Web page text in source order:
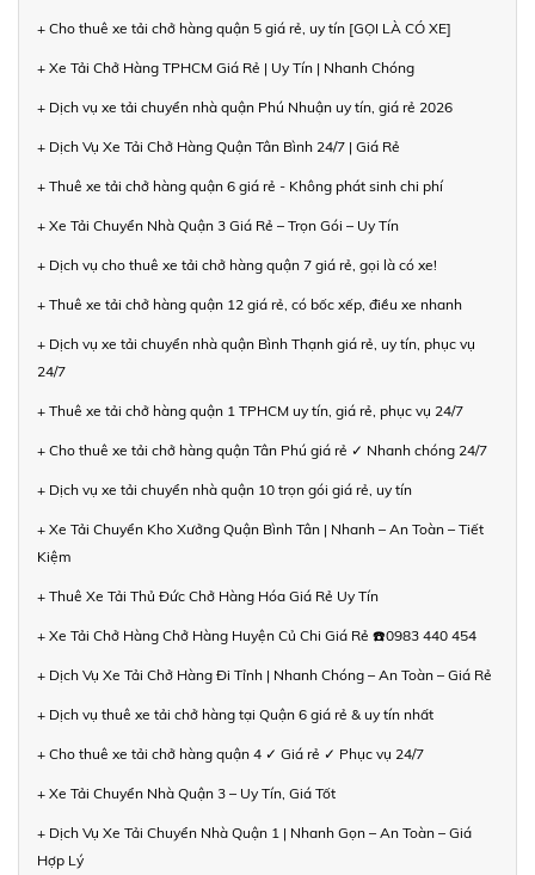
+ Cho thuê xe tải chở hàng quận 5 giá rẻ, uy tín [GỌI LÀ CÓ XE]
+ Xe Tải Chở Hàng TPHCM Giá Rẻ | Uy Tín | Nhanh Chóng
+ Dịch vụ xe tải chuyển nhà quận Phú Nhuận uy tín, giá rẻ 2026
+ Dịch Vụ Xe Tải Chở Hàng Quận Tân Bình 24/7 | Giá Rẻ
+ Thuê xe tải chở hàng quận 6 giá rẻ - Không phát sinh chi phí
+ Xe Tải Chuyển Nhà Quận 3 Giá Rẻ – Trọn Gói – Uy Tín
+ Dịch vụ cho thuê xe tải chở hàng quận 7 giá rẻ, gọi là có xe!
+ Thuê xe tải chở hàng quận 12 giá rẻ, có bốc xếp, điều xe nhanh
+ Dịch vụ xe tải chuyển nhà quận Bình Thạnh giá rẻ, uy tín, phục vụ
24/7
+ Thuê xe tải chở hàng quận 1 TPHCM uy tín, giá rẻ, phục vụ 24/7
+ Cho thuê xe tải chở hàng quận Tân Phú giá rẻ ✓ Nhanh chóng 24/7
+ Dịch vụ xe tải chuyển nhà quận 10 trọn gói giá rẻ, uy tín
+ Xe Tải Chuyển Kho Xưởng Quận Bình Tân | Nhanh – An Toàn – Tiết
Kiệm
+ Thuê Xe Tải Thủ Đức Chở Hàng Hóa Giá Rẻ Uy Tín
+ Xe Tải Chở Hàng Chở Hàng Huyện Củ Chi Giá Rẻ ☎️0983 440 454
+ Dịch Vụ Xe Tải Chở Hàng Đi Tỉnh | Nhanh Chóng – An Toàn – Giá Rẻ
+ Dịch vụ thuê xe tải chở hàng tại Quận 6 giá rẻ & uy tín nhất
+ Cho thuê xe tải chở hàng quận 4 ✓ Giá rẻ ✓ Phục vụ 24/7
+ Xe Tải Chuyển Nhà Quận 3 – Uy Tín, Giá Tốt
+ Dịch Vụ Xe Tải Chuyển Nhà Quận 1 | Nhanh Gọn – An Toàn – Giá
Hợp Lý